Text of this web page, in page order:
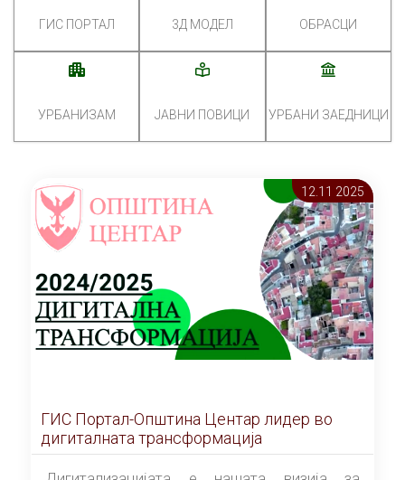
ГИС ПОРТАЛ 3Д МОДЕЛ ОБРАСЦИ
УРБАНИЗАМ ЈАВНИ ПОВИЦИ УРБАНИ ЗАЕДНИЦИ
12.11 2025
ГИС Портал-Општина Центар лидер во
дигиталната трансформација